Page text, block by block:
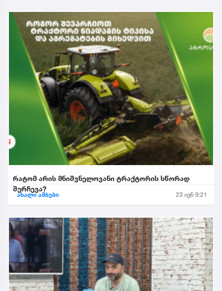
რატომ არის მნიშვნელოვანი ტრაქტორის სწორად
შერჩევა?
ახალი ამბები 23 ივნ 9:21